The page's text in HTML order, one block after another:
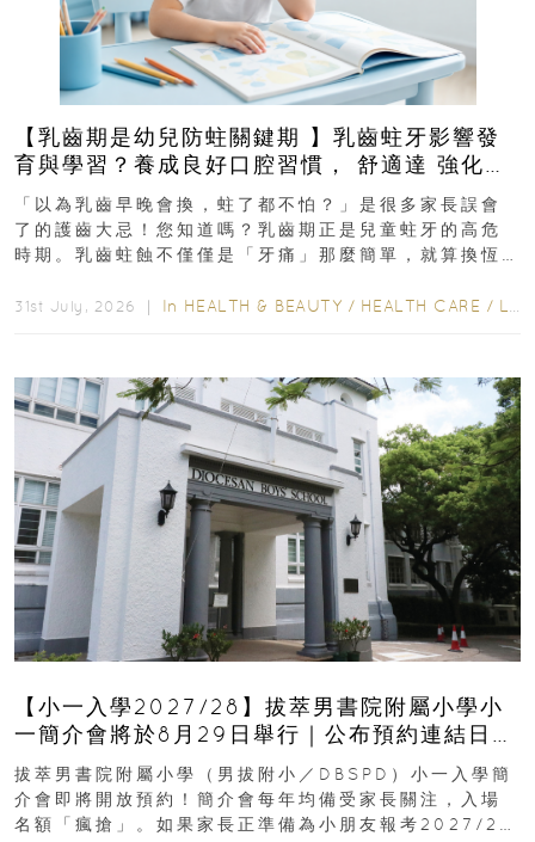
【乳齒期是幼兒防蛀關鍵期 】乳齒蛀牙影響發
育與學習？養成良好口腔習慣， 舒適達 強化琺
瑯質 兒童牙膏防護指南
「以為乳齒早晚會換，蛀了都不怕？」是很多家長誤會
了的護齒大忌！您知道嗎？乳齒期正是兒童蛀牙的高危
時期。乳齒蛀蝕不僅僅是「牙痛」那麼簡單，就算換恆
31st July, 2026 ｜ In HEALTH & BEAUTY / HEALTH CARE / LIFESTYLE
【小一入學2027/28】拔萃男書院附屬小學小
一簡介會將於8月29日舉行｜公布預約連結日期
｜更設有網上重溫
拔萃男書院附屬小學（男拔附小／DBSPD）小一入學簡
介會即將開放預約！簡介會每年均備受家長關注，入場
名額「瘋搶」。如果家長正準備為小朋友報考2027/28